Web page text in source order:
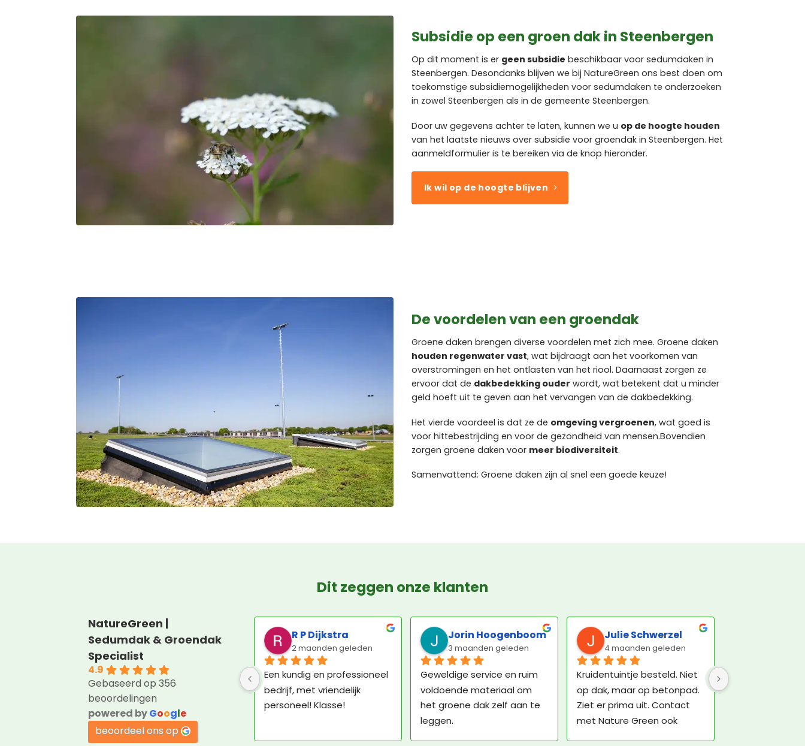
Subsidie op een groen dak in Steenbergen
Op dit moment is er geen subsidie beschikbaar voor sedumdaken in
Steenbergen. Desondanks blijven we bij NatureGreen ons best doen om
toekomstige subsidiemogelijkheden voor sedumdaken te onderzoeken
in zowel Steenbergen als in de gemeente Steenbergen.
Door uw gegevens achter te laten, kunnen we u op de hoogte houden
van het laatste nieuws over subsidie voor groendak in Steenbergen. Het
aanmeldformulier is te bereiken via de knop hieronder.
Ik wil op de hoogte blijven
De voordelen van een groendak
Groene daken brengen diverse voordelen met zich mee. Groene daken
houden regenwater vast, wat bijdraagt aan het voorkomen van
overstromingen en het ontlasten van het riool. Daarnaast zorgen ze
ervoor dat de dakbedekking ouder wordt, wat betekent dat u minder
geld hoeft uit te geven aan het vervangen van de dakbedekking.
Het vierde voordeel is dat ze de omgeving vergroenen, wat goed is
voor hittebestrijding en voor de gezondheid van mensen.Bovendien
zorgen groene daken voor meer biodiversiteit.
Samenvattend: Groene daken zijn al snel een goede keuze!
Dit zeggen onze klanten
NatureGreen |
Sedumdak & Groendak
Specialist
4.9
Gebaseerd op 356
beoordelingen
powered byGoogle
beoordeel ons op
R P Dijkstra
2 maanden geleden
Een kundig en professioneel
bedrijf, met vriendelijk
personeel! Klasse!
Jorin Hoogenboom
3 maanden geleden
Geweldige service en ruim
voldoende materiaal om
het groene dak zelf aan te
leggen.
Julie Schwerzel
4 maanden geleden
Kruidentuintje besteld. Niet
op dak, maar op betonpad.
Ziet er prima uit. Contact
met Nature Green ook